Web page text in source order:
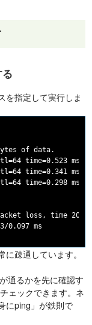
を指定して実行しま
of data.
time=0.523 ms
time=0.341 ms
time=0.298 ms
loss, time
疎通しています。
通るかを先に確認す
ェックできます。ネ
にping」が鉄則で